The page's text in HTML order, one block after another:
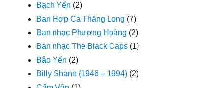
Bạch Yến (2)
Ban Hợp Ca Thăng Long (7)
Ban nhạc Phượng Hoàng (2)
Ban nhạc The Black Caps (1)
Bảo Yến (2)
Billy Shane (1946 – 1994) (2)